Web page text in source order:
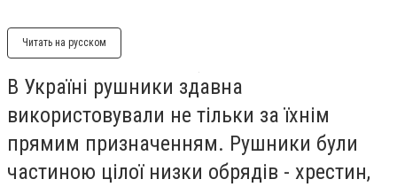
Читать на русском
В Україні рушники здавна
використовували не тільки за їхнім
прямим призначенням. Рушники були
частиною цілої низки обрядів - хрестин,